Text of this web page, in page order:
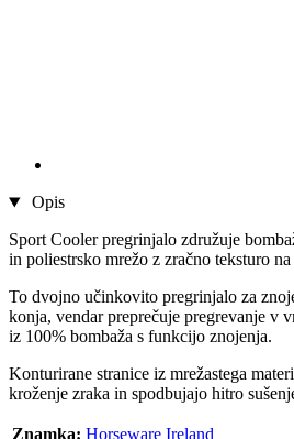
Opis
Sport Cooler pregrinjalo združuje
in poliestrsko mrežo z zračno teksturo na
To dvojno učinkovito pregrinjalo za
konja, vendar preprečuje pregrevanje v
iz 100% bombaža s funkcijo znojenja.
Konturirane stranice iz mrežastega
kroženje zraka in spodbujajo hitro
Znamka: Horseware Ireland